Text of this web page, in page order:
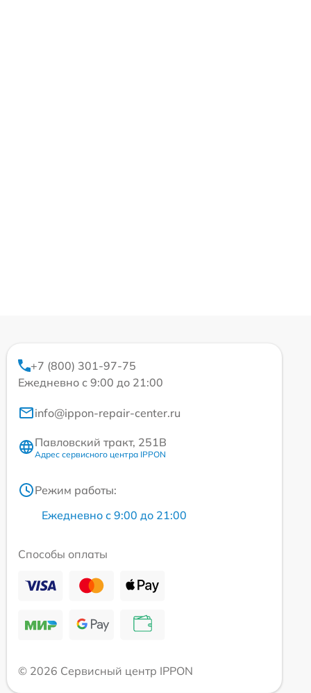
+7 (800) 301-97-75
Ежедневно с 9:00 до 21:00
info@ippon-repair-center.ru
Павловский тракт, 251В
Адрес сервисного центра IPPON
Режим работы:
Ежедневно с 9:00 до 21:00
Способы оплаты
© 2026 Сервисный центр IPPON